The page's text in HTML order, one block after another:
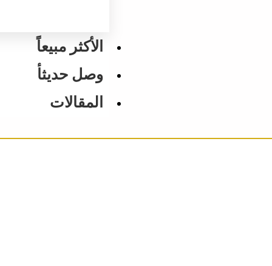
الأكثر مبيعاً
وصل حديثأ
المقالات